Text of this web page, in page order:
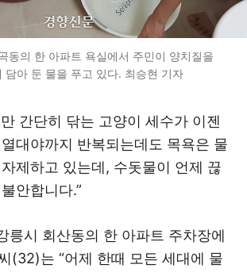
동의 한 아파트 욕실에서 주민이 양치질을
담아 둔 물을 푸고 있다. 최승현 기자
간단히 닦는 고양이 세수가 이젠
대야까지 반복되는데도 목욕은 물
제하고 있는데, 수돗물이 언제 끊
안합니다.”
릉시 회산동의 한 아파트 주차장에
(32)는 “어제 한때 모든 세대에 물